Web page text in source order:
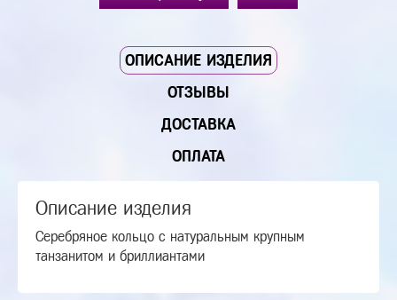
ОПИСАНИЕ ИЗДЕЛИЯ
ОТЗЫВЫ
ДОСТАВКА
ОПЛАТА
Описание изделия
Серебряное кольцо с натуральным крупным
танзанитом и бриллиантами